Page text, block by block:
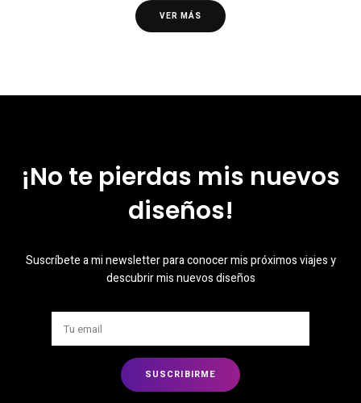
VER MÁS
¡No te pierdas mis nuevos
diseños!
Suscríbete a mi newsletter para conocer mis próximos viajes y
descubrir mis nuevos diseños